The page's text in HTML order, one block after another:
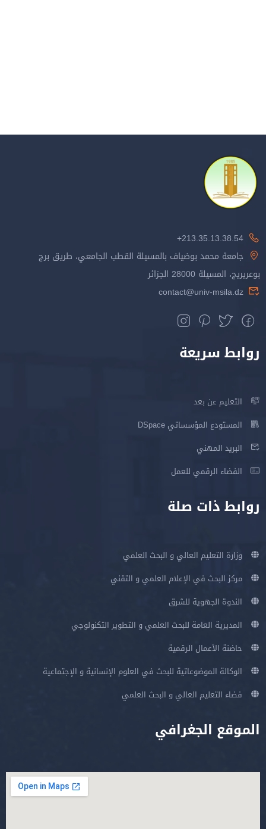
213.35.13.38.54+
جامعة محمد بوضياف بالمسيلة القطب الجامعي، طريق برج
بوعريريج، المسيلة 28000 الجزائر
contact@univ-msila.dz
روابط سريعة
التعليم عن بعد
المستودع المؤسساتي DSpace
البريد المهني
الفضاء الرقمي للعمل
روابط ذات صلة
وزارة التعليم العالي و البحث العلمي
مركز البحث في الإعلام العلمي و التقني
الندوة الجهوية للشرق
المديرية العامة للبحث العلمي و التطوير التكنولوجي
حاضنة الأعمال الرقمية
الوكالة الموضوعاتية للبحث في العلوم الإنسانية و الإجتماعية
فضاء التعليم العالي و البحث العلمي
الموقع الجغرافي